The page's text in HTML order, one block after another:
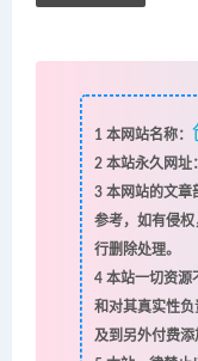
1 本网站名称：
2本站永久网址：
3本网站的文章
参考，如有侵
行删除处理。
4本站一切资源
和对其真实性
及到另外付费添